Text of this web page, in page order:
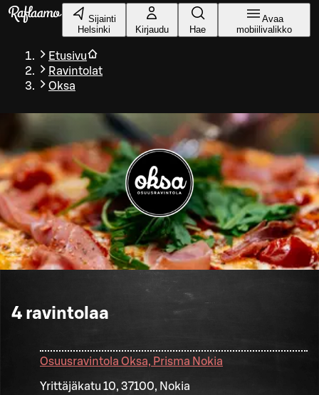
Siirry pääsisältöön
Sijainti
Helsinki
Kirjaudu Hae
Avaa
mobiilivalikko
Etusivu
Ravintolat
Oksa
4 ravintolaa
Osuusravintola Oksa, Prisma Nokia
Yrittäjäkatu 10, 37100, Nokia